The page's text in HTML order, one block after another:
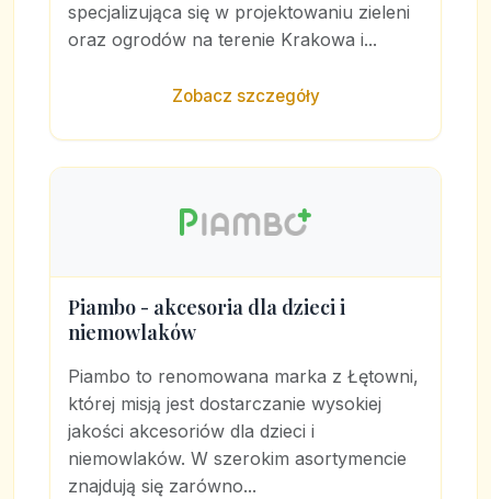
specjalizująca się w projektowaniu zieleni
oraz ogrodów na terenie Krakowa i...
Zobacz szczegóły
Piambo - akcesoria dla dzieci i
niemowlaków
Piambo to renomowana marka z Łętowni,
której misją jest dostarczanie wysokiej
jakości akcesoriów dla dzieci i
niemowlaków. W szerokim asortymencie
znajdują się zarówno...